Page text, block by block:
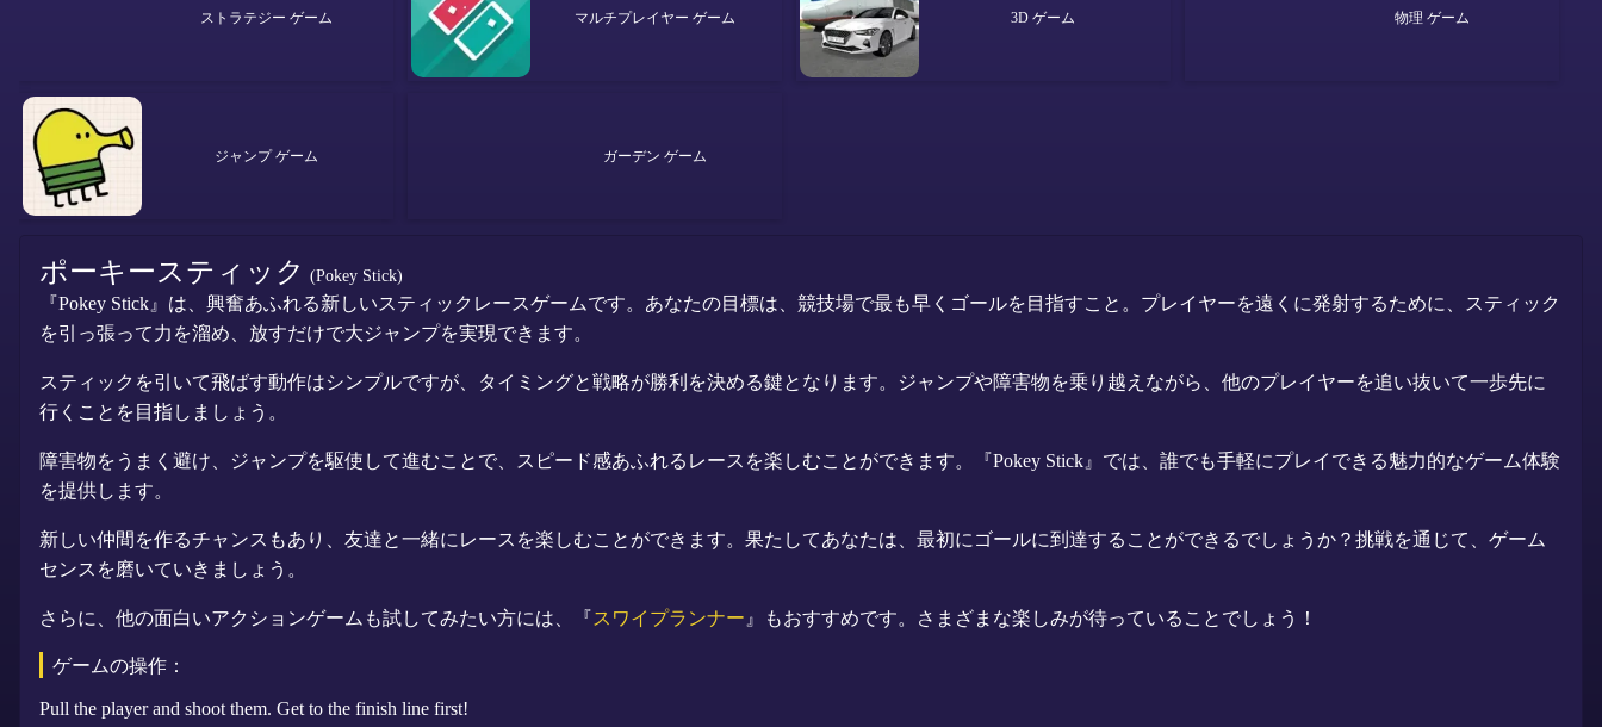
ストラテジー ゲーム マルチプレイヤー ゲーム 3D ゲーム 物理 ゲーム
ジャンプ ゲーム ガーデン ゲーム
ポーキースティック (Pokey Stick)
『Pokey Stick』は、興奮あふれる新しいスティックレースゲームです。あなたの目標は、競技場で最も早くゴールを目指すこと。プレイヤーを遠くに発射するために、スティック
を引っ張って力を溜め、放すだけで大ジャンプを実現できます。
スティックを引いて飛ばす動作はシンプルですが、タイミングと戦略が勝利を決める鍵となります。ジャンプや障害物を乗り越えながら、他のプレイヤーを追い抜いて一歩先に
行くことを目指しましょう。
障害物をうまく避け、ジャンプを駆使して進むことで、スピード感あふれるレースを楽しむことができます。『Pokey Stick』では、誰でも手軽にプレイできる魅力的なゲーム体験
を提供します。
新しい仲間を作るチャンスもあり、友達と一緒にレースを楽しむことができます。果たしてあなたは、最初にゴールに到達することができるでしょうか？挑戦を通じて、ゲーム
センスを磨いていきましょう。
さらに、他の面白いアクションゲームも試してみたい方には、『スワイプランナー 』もおすすめです。さまざまな楽しみが待っていることでしょう！
ゲームの操作：
Pull the player and shoot them. Get to the finish line first!